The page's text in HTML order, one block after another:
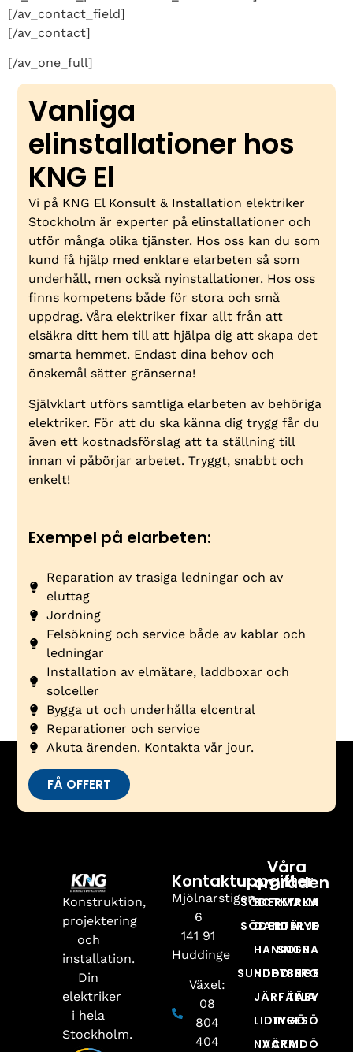
[/av_contact_field]
[/av_contact]
[/av_one_full]
Vanliga
elinstallationer hos
KNG El
Vi på KNG El Konsult & Installation elektriker
Stockholm är experter på elinstallationer och
utför många olika tjänster. Hos oss kan du som
kund få hjälp med enklare elarbeten så som
underhåll, men också nyinstallationer. Hos oss
finns kompetens både för stora och små
uppdrag. Våra elektriker fixar allt från att
elsäkra ditt hem till att hjälpa dig att skapa det
smarta hemmet. Endast dina behov och
önskemål sätter gränserna!
Självklart utförs samtliga elarbeten av behöriga
elektriker. För att du ska känna dig trygg får du
även ett kostnadsförslag att ta ställning till
innan vi påbörjar arbetet. Tryggt, snabbt och
enkelt!
Exempel på elarbeten:
Reparation av trasiga ledningar och av
eluttag
Jordning
Felsökning och service både av kablar och
ledningar
Installation av elmätare, laddboxar och
solceller
Bygga ut och underhålla elcentral
Reparationer och service
Akuta ärenden. Kontakta vår jour.
FÅ OFFERT
Konstruktion,
projektering
och
installation.
Din
elektriker
i hela
Stockholm.
Kontaktuppgifter
Mjölnarstigen
6
141 91
Huddinge
Växel:
08
804
404
Våra
områden
BOTKYRKA
DANDERYD
HANINGE
HUDDINGE
JÄRFÄLLA
LIDINGÖ
NACKA
SÖDERMALM
SÖDERTÄLJE
SOLNA
SUNDBYBERG
TÄBY
TYRESÖ
VÄRMDÖ